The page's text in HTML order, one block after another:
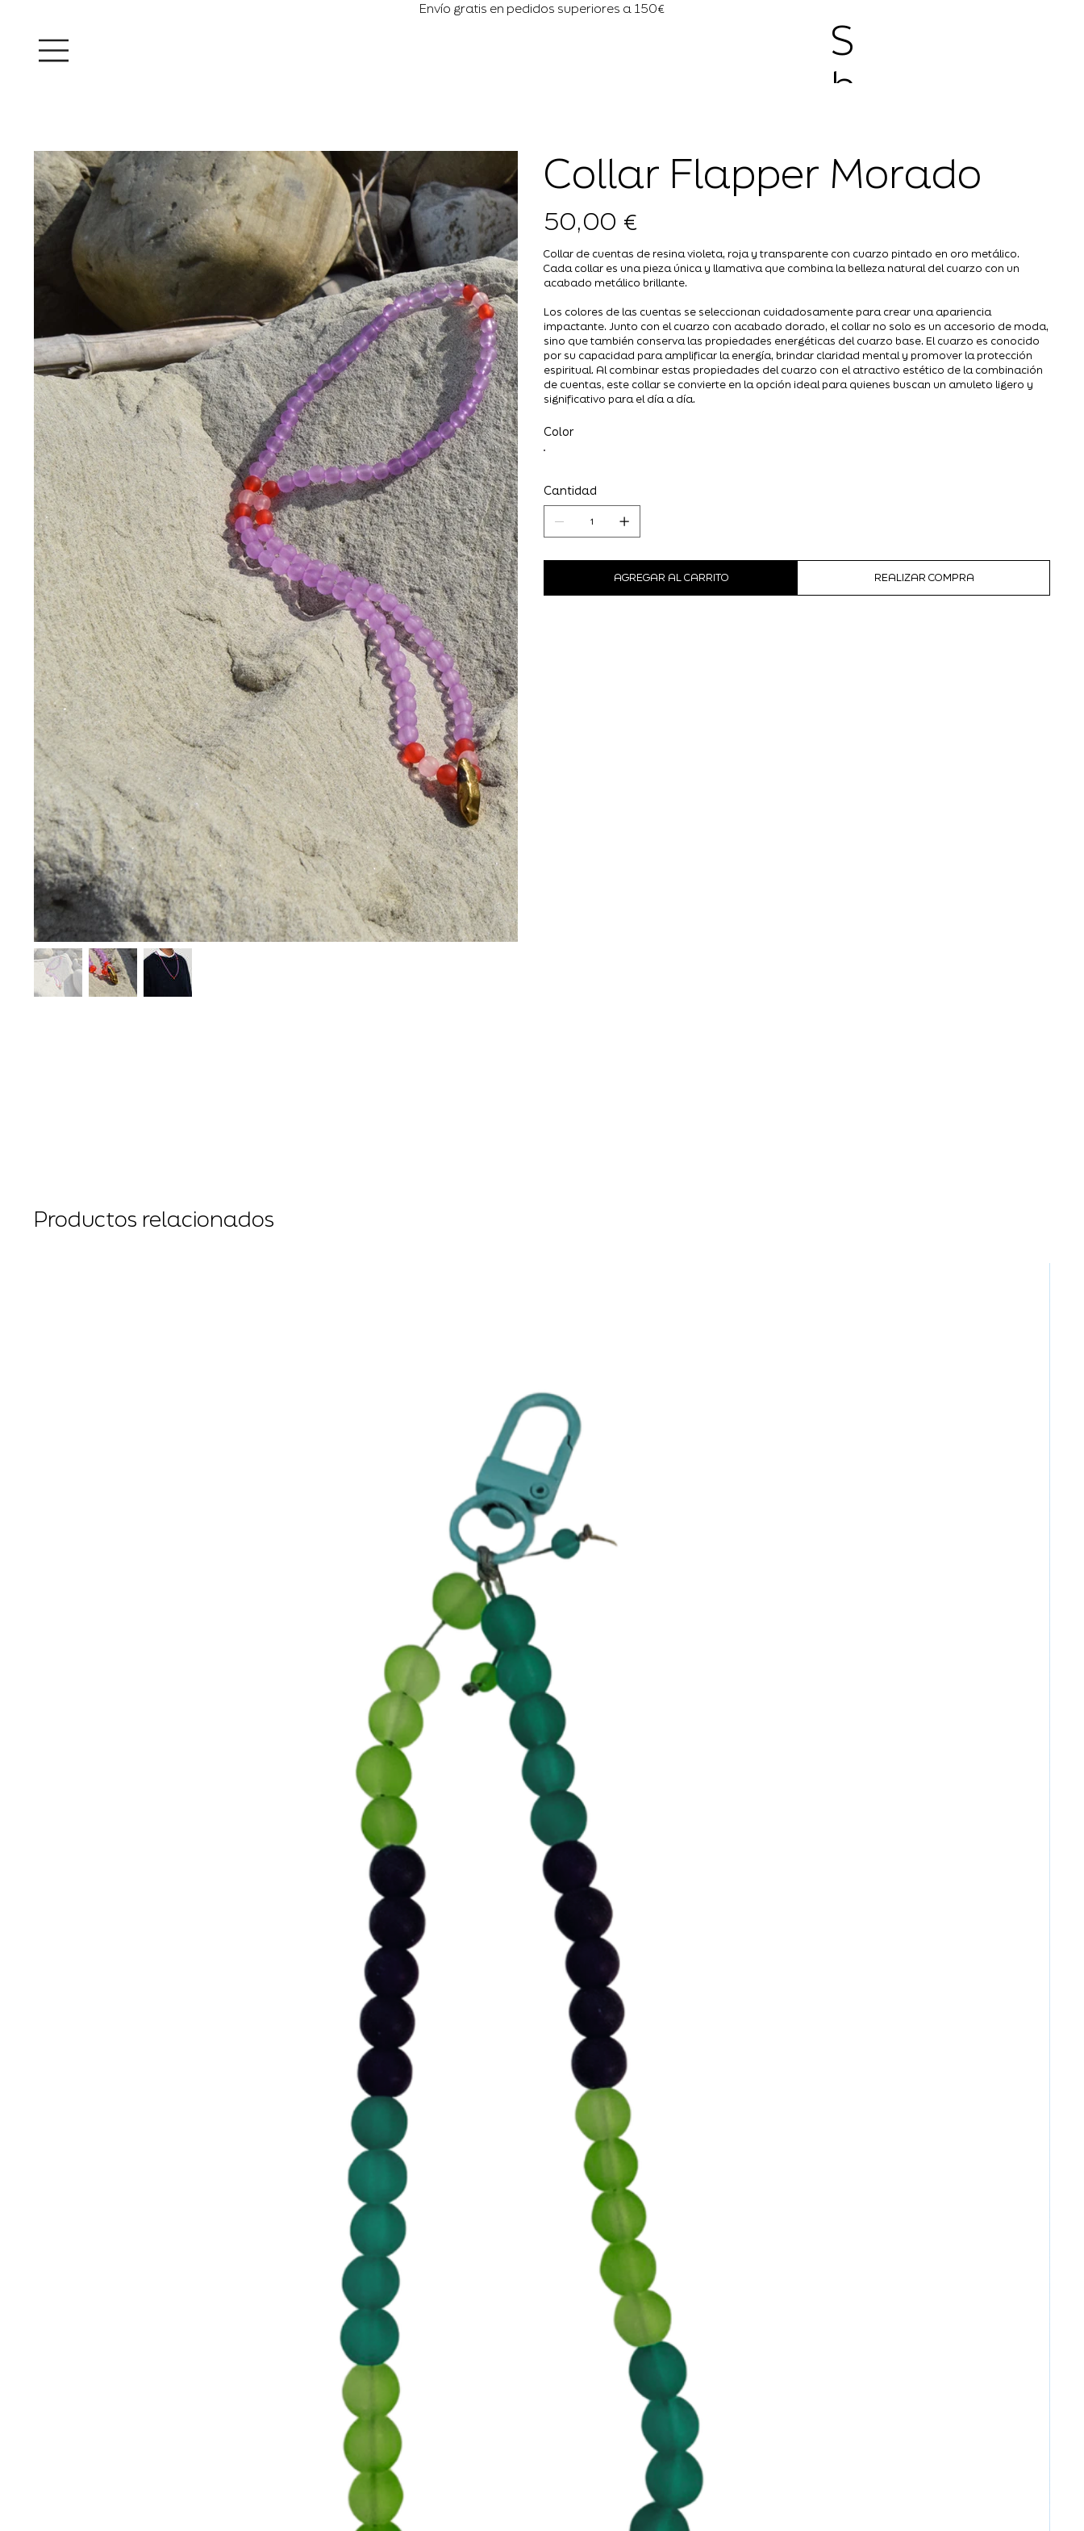
Envío gratis en pedidos superiores a 150€
S
h
p
Collar Flapper Morado
50,00 €
Collar de cuentas de resina violeta, roja y transparente con cuarzo pintado en oro metálico.
Cada collar es una pieza única y llamativa que combina la belleza natural del cuarzo con un
acabado metálico brillante.
Los colores de las cuentas se seleccionan cuidadosamente para crear una apariencia
impactante. Junto con el cuarzo con acabado dorado, el collar no solo es un accesorio de moda,
sino que también conserva las propiedades energéticas del cuarzo base. El cuarzo es conocido
por su capacidad para amplificar la energía, brindar claridad mental y promover la protección
espiritual. Al combinar estas propiedades del cuarzo con el atractivo estético de la combinación
de cuentas, este collar se convierte en la opción ideal para quienes buscan un amuleto ligero y
significativo para el día a día.
Color
Cantidad
AGREGAR AL CARRITO REALIZAR COMPRA
Productos relacionados